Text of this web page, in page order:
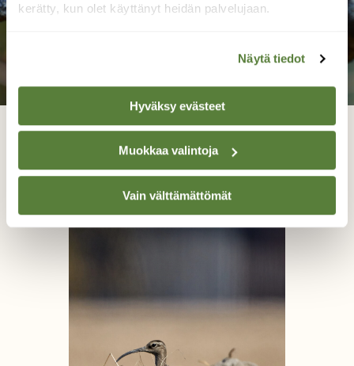
kerätty, kun olet käyttänyt heidän palvelujaan.
Näytä tiedot
Hyväksy evästeet
Muokkaa valintoja
Vain välttämättömät
Muuttomatkalla
Kaarlo Asikainen, Iisalmi 9.5.2024